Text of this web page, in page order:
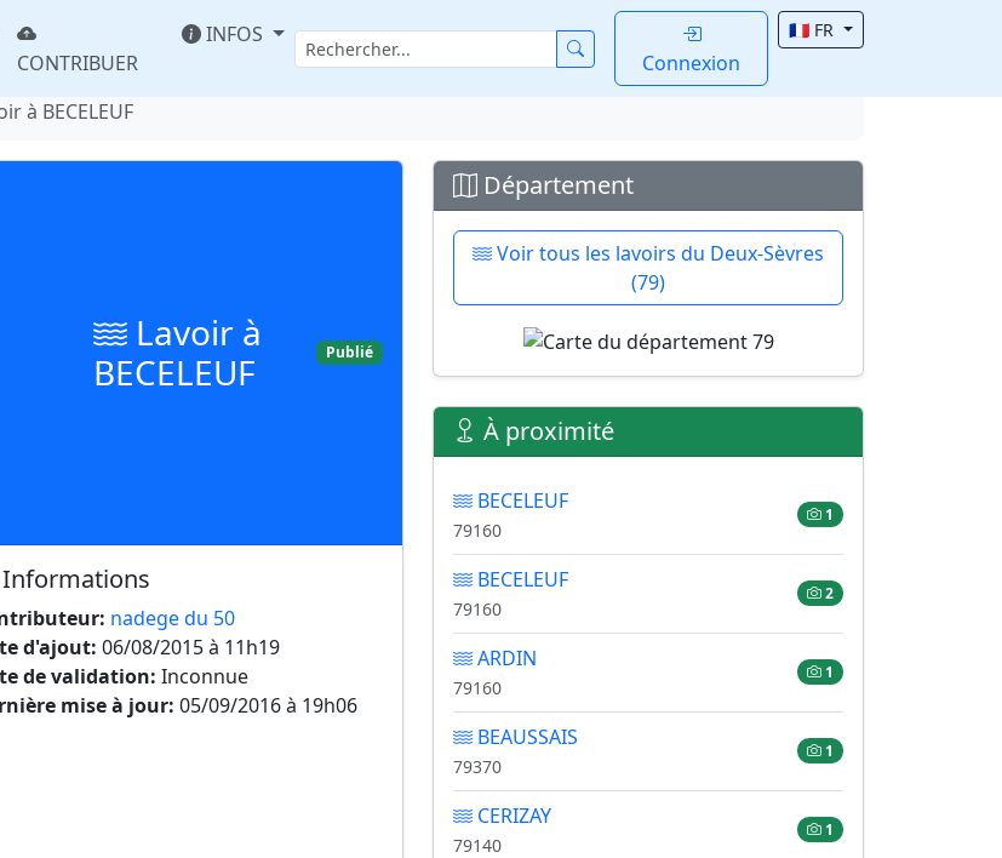
CONTRIBUER
INFOS
Connexion
🇫🇷 FR
à BECELEUF
Lavoir à
BECELEUF
Publié
Informations
nadege du 50
d'ajout: 06/08/2015 à 11h19
de validation: Inconnue
mise à jour: 05/09/2016 à 19h06
Département
Voir tous les lavoirs du Deux-Sèvres
(79)
À proximité
BECELEUF
79160
1
BECELEUF
79160
2
ARDIN
79160
1
BEAUSSAIS
79370
1
CERIZAY
79140
1